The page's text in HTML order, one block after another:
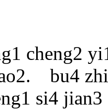
cheng2
bu4
si4 jian3